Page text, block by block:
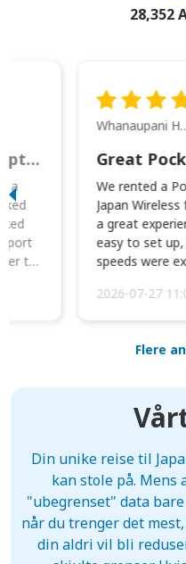
28,352
This was wonderful option to a family of four. Everything worked smoothly.
a
to
We rented a
Japan
a great
easy to set
speeds were
2026-07-27
Flere
Din unike reise til
kan stole på. Mens
"ubegrenset" data
når du trenger det
din aldri vil bli